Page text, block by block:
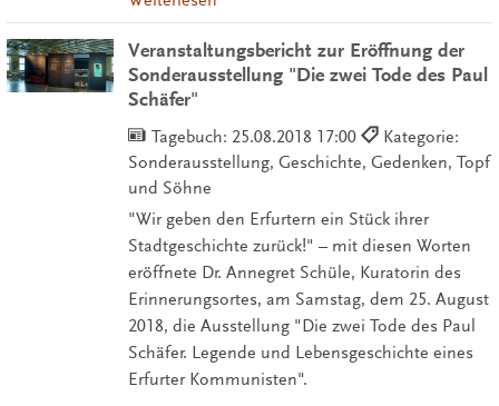
Veranstaltungsbericht zur Eröffnung der
Sonderausstellung "Die zwei Tode des Paul
Schäfer"
Tagebuch: 25.08.2018 17:00
Kategorie:
Sonderausstellung, Geschichte, Gedenken, Topf
und Söhne
"Wir geben den Erfurtern ein Stück ihrer
Stadtgeschichte zurück!" – mit diesen Worten
eröffnete Dr. Annegret Schüle, Kuratorin des
Erinnerungsortes, am Samstag, dem 25. August
2018, die Ausstellung "Die zwei Tode des Paul
Schäfer. Legende und Lebensgeschichte eines
Erfurter Kommunisten".